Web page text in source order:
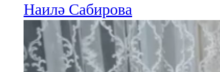
Наилә Сабирова